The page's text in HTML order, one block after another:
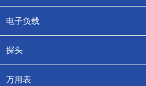
电子负载
探头
万用表